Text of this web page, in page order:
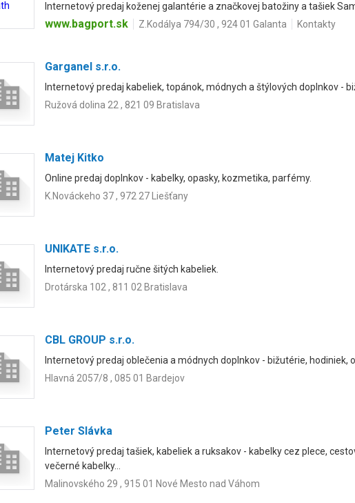
Internetový predaj koženej galantérie a značkovej batožiny a tašiek
www.bagport.sk Z.Kodálya 794/30 , 924 01 Galanta Kontakty
Garganel s.r.o.
Internetový predaj kabeliek, topánok, módnych a štýlových doplnkov -
Ružová dolina 22 , 821 09 Bratislava
Matej Kitko
Online predaj doplnkov - kabelky, opasky, kozmetika, parfémy.
K.Nováckeho 37 , 972 27 Liešťany
UNIKATE s.r.o.
Internetový predaj ručne šitých kabeliek.
Drotárska 102 , 811 02 Bratislava
CBL GROUP s.r.o.
Internetový predaj oblečenia a módnych doplnkov - bižutérie, hodiniek,
Hlavná 2057/8 , 085 01 Bardejov
Peter Slávka
Internetový predaj tašiek, kabeliek a ruksakov - kabelky cez plece,
večerné kabelky...
Malinovského 29 , 915 01 Nové Mesto nad Váhom